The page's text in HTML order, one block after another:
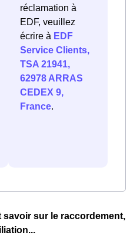
réclamation à
EDF, veuillez
écrire à EDF
Service Clients,
TSA 21941,
62978 ARRAS
CEDEX 9,
France.
savoir sur le raccordement,